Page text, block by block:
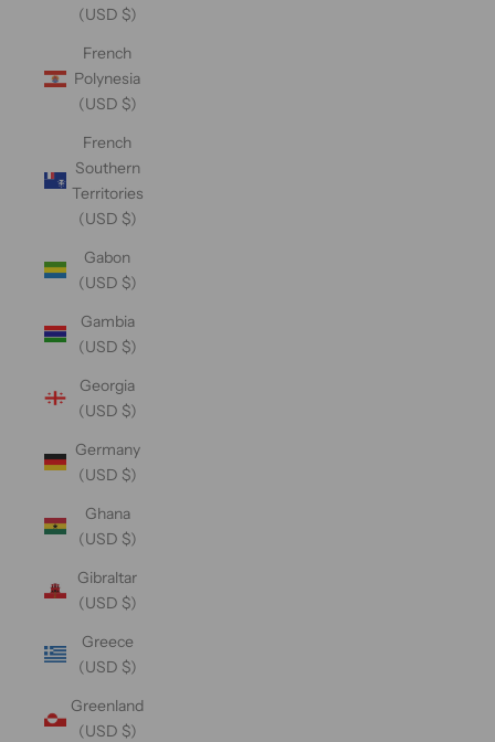
(USD $)
French
Polynesia
(USD $)
French
Southern
Territories
(USD $)
Gabon
(USD $)
Gambia
(USD $)
Georgia
(USD $)
Germany
(USD $)
Ghana
(USD $)
Gibraltar
(USD $)
Greece
(USD $)
Greenland
(USD $)